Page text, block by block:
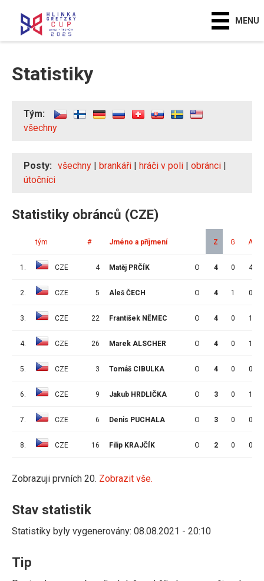
MENU
Statistiky
Tým:
všechny
Posty: všechny | brankáři | hráči v poli | obránci |
útočníci
Statistiky obránců (CZE)
tým # Jméno a příjmení Z G A
1. CZE 4 Matěj PRČÍK O 4 0 4
2. CZE 5 Aleš ČECH O 4 1 0
3. CZE 22 František NĚMEC O 4 0 1
4. CZE 26 Marek ALSCHER O 4 0 1
5. CZE 3 Tomáš CIBULKA O 4 0 0
6. CZE 9 Jakub HRDLIČKA O 3 0 1
7. CZE 6 Denis PUCHALA O 3 0 0
8. CZE 16 Filip KRAJČÍK O 2 0 0
Zobrazuji prvních 20. Zobrazit vše.
Stav statistik
Statistiky byly vygenerovány: 08.08.2021 - 20:10
Tip